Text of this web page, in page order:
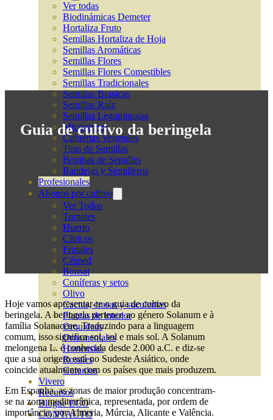
Ver todas
Biodinámicas Demeter
Hortaliza Fruto
Semillas Hortaliza de Hoja
Semillas Aromáticas
Semillas Flores
Semillas Flores Comestibles
Semillas Tradicionales
Semillas Brasicas
Semillas Raíz
Semillas Leguminosas
Microgreen
Cubiertas Vegetales
Tiras de Semillas
Bombas de Semillas
Bandejas y Semilleros
Profesionales
Abonos por cultivo
Ver Todos
Tomates
Huerto
Cítricos
Frutales
Césped
Bonsai
Coníferas y setos
Olivo
Cactus, crasas y suculentas
Plantas de interior
Orquideas
Ornamentales
Hortensias
Rosales
Geranios
Vivero
Recursos
Blogue ECO
CONTACTO
Guia de cultivo da beringela
Hoje vamos apresentar-te o guia de cultivo da
beringela. A beringela pertence ao género Solanum e à
família Solanaceae. Traduzindo para a linguagem
comum, isso significa sol, sol e mais sol. A Solanum
melongena L. é conhecida desde 2.000 a.C. e diz-se
que a sua origem está no Sudeste Asiático, onde
coincide atualmente com os países que mais produzem.
Em Espanha, as zonas de maior produção concentram-
se na zona mediterrânica, representada, por ordem de
importância, por Almeria, Múrcia, Alicante e Valência.